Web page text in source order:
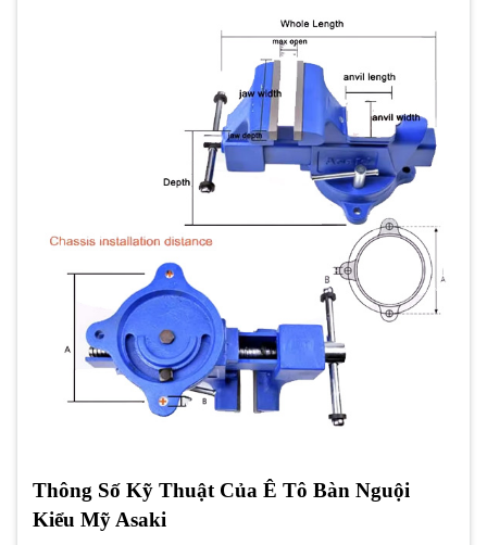
Thông Số Kỹ Thuật Của Ê Tô Bàn Nguội
Kiểu Mỹ Asaki